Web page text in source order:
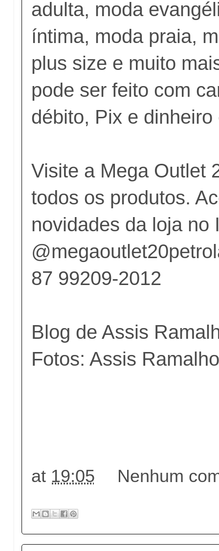
adulta, moda
íntima, moda praia,
plus size e muito
pode ser feito com
débito, Pix e
Visite a Mega Outlet
todos os produtos.
novidades da loja no
87 99209-2012
Blog de Assis
Fotos: Assis
at 19:05 Nenhum